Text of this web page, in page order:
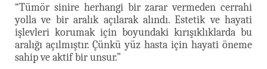
“Tümör sinire herhangi bir zarar vermeden cerrahi
yolla ve bir aralık açılarak alındı. Estetik ve hayati
işlevleri korumak için boyundaki kırışıklıklarda bu
aralığı açılmıştır. Çünkü yüz hasta için hayati öneme
sahip ve aktif bir unsur.”